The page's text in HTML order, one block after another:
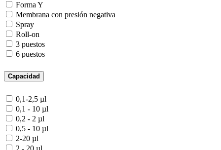
Forma Y
Membrana con presión negativa
Spray
Roll-on
3 puestos
6 puestos
Capacidad
0,1-2,5 µl
0,1 - 10 µl
0,2 - 2 µl
0,5 - 10 µl
2-20 µl